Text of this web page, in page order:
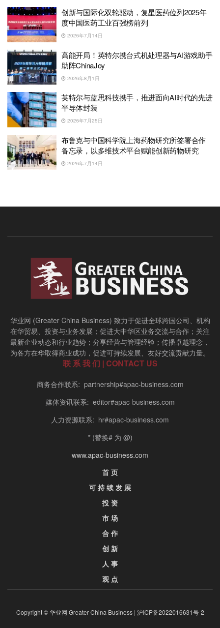
创新与国际化双轮驱动，复星医药位列2025年
度中国医药工业百强榜前列
2026年7月14日
高能开局！英特尔携台式机处理器与AI游戏助手
助阵ChinaJoy
2026年8月1日
英特尔与蓝思科技携手，推进面向AI时代的先进
半导体封装
2026年7月25日
布鲁克与中国科学院上海药物研究所签署合作
备忘录，以多维技术平台赋能创新药物研究
2026年7月14日
华业网 (Greater China Business) 致力于促进全球跨国公司、机构
在华贸易、投资与业务发展；促进大中华区业务交流与合作；关注
最新企业动态和行业趋势；分享经营与管理经验；传播卓越理念，
为各方在华取得商业成功，促进可持续发展、友好交流贡献力量。
联 系 我 们 | CONTACT US
商务合作联系: partnership#apac-business.com
媒体资讯联系: editor#apac-business.com
人力资源联系: hr#apac-business.com
* (替换# 为 @)
www.apac-business.com
首 页
可 持 续 发 展
投 资
市 场
合 作
创 新
人 事
观 点
Copyright © 华业网 Greater China Business | 沪ICP备2022016631号-2